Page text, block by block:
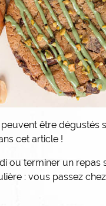
peuvent être
cet article !
ou terminer un repas
: vous passez